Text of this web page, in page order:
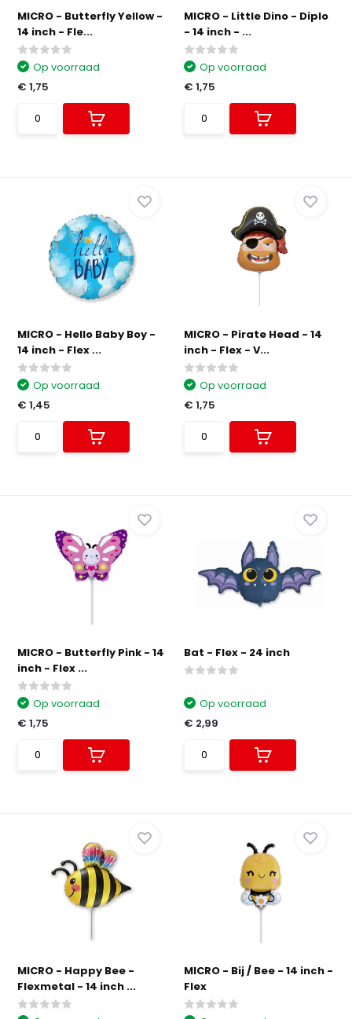
MICRO - Butterfly Yellow -
14 inch - Fle...
Op voorraad
€ 1,75
MICRO - Little Dino - Diplo
- 14 inch - ...
Op voorraad
€ 1,75
MICRO - Hello Baby Boy -
14 inch - Flex ...
Op voorraad
€ 1,45
MICRO - Pirate Head - 14
inch - Flex - V...
Op voorraad
€ 1,75
MICRO - Butterfly Pink - 14
inch - Flex ...
Op voorraad
€ 1,75
Bat - Flex - 24 inch
Op voorraad
€ 2,99
MICRO - Happy Bee -
Flexmetal - 14 inch ...
MICRO - Bij / Bee - 14 inch -
Flex